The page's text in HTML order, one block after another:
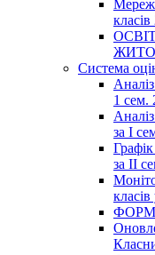
Система
1 сем.
за І
за ІІ